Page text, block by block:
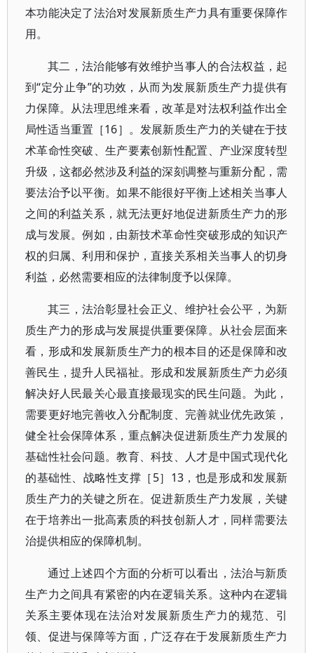
本功能决定了法治对发展新质生产力具有重要保障作
用。
其二，法治能够有效维护当事人的合法权益，起
到“定分止争”的功效，从而为发展新质生产力提供有
力保障。从法理思维来看，改革是对法权利益作出全
局性适当重置［16］。发展新质生产力的关键在于技
术革命性突破、生产要素创新性配置、产业深度转型
升级，这都必然涉及利益的深刻调整与重新分配，需
要法治予以平衡。如果不能很好平衡上述相关当事人
之间的利益关系，就无法更好地促进新质生产力的形
成与发展。例如，由新技术革命性突破形成的知识产
权的归属、利用和保护，直接关系相关当事人的切身
利益，必然需要相应的法律制度予以保障。
其三，法治彰显社会正义、维护社会公平，为新
质生产力的形成与发展提供重要保障。从社会层面来
看，形成和发展新质生产力的根本目的还是保障和改
善民生，提升人民福祉。形成和发展新质生产力必须
解决好人民最关心最直接最现实的民生问题。为此，
需要更好地完善收入分配制度、完善就业优先政策，
健全社会保障体系，重点解决促进新质生产力发展的
基础性社会问题。教育、科技、人才是中国式现代化
的基础性、战略性支撑［5］13，也是形成和发展新
质生产力的关键之所在。促进新质生产力发展，关键
在于培养出一批高素质的科技创新人才，同样需要法
治提供相应的保障机制。
通过上述四个方面的分析可以看出，法治与新质
生产力之间具有紧密的内在逻辑关系。这种内在逻辑
关系主要体现在法治对发展新质生产力的规范、引
领、促进与保障等方面，广泛存在于发展新质生产力